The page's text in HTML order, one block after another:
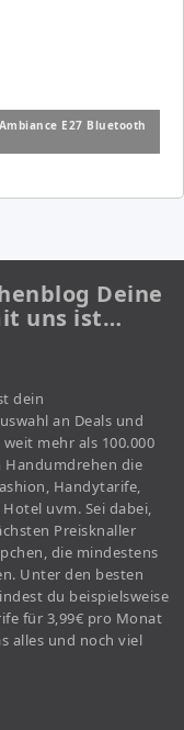
E27 Bluetooth
Deine
uns ist…
dein
an Deals und
mehr als 100.000
Handumdrehen die
Handytarife,
uvm. Sei dabei,
Preisknaller
die mindestens
Unter den besten
du beispielsweise
für 3,99€ pro Monat
alles und noch viel